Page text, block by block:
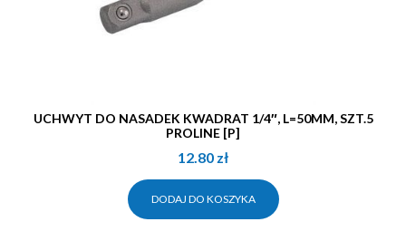
UCHWYT DO NASADEK KWADRAT 1/4″, L=50MM, SZT.5
PROLINE [P]
12.80 zł
DODAJ DO KOSZYKA